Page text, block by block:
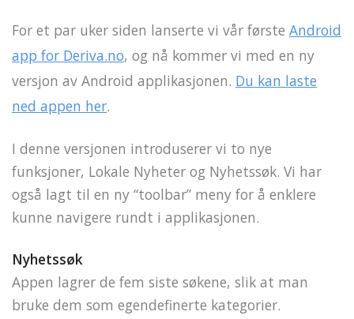
For et par uker siden lanserte vi vår første Android
app for Deriva.no, og nå kommer vi med en ny
versjon av Android applikasjonen. Du kan laste
ned appen her.
I denne versjonen introduserer vi to nye
funksjoner, Lokale Nyheter og Nyhetssøk. Vi har
også lagt til en ny “toolbar” meny for å enklere
kunne navigere rundt i applikasjonen.
Nyhetssøk
Appen lagrer de fem siste søkene, slik at man
bruke dem som egendefinerte kategorier.